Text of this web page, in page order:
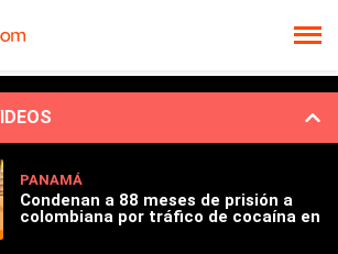
PANAMÁ
Condenan a 88 meses de prisión a
colombiana por tráfico de cocaína en